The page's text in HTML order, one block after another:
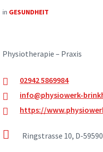
in GESUNDHEIT
Physiotherapie – Praxis
02942 5869984
info@physiowerk-
https://
Ringstrasse 10, D-